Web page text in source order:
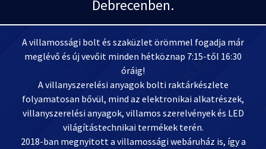
Debrecenben.
A villamossági bolt és szaküzlet örömmel fogadja már
meglévő és új vevőit minden hétköznap 7:15-től 16:30
óráig!
A villanyszerelési anyagok bolti raktárkészlete
folyamatosan bővül, mind az elektronikai alkatrészek,
villanyszerelési anyagok, villamos szerelvények és LED
világítástechnikai termékek terén.
2018-ban megnyitott a villamossági webáruház is, így a